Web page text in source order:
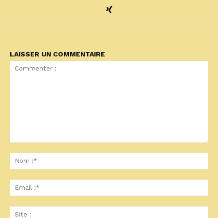
LAISSER UN COMMENTAIRE
:*
:*